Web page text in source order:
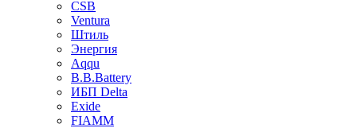
CSB
Ventura
Штиль
Энергия
Aqqu
B.B.Bаttery
ИБП Delta
Exide
FIAMM